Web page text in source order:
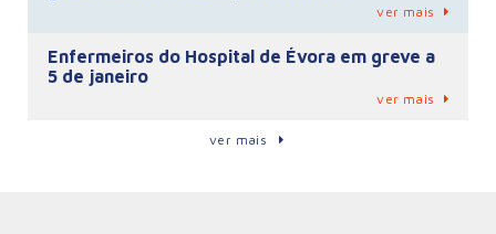
ver mais
Enfermeiros do Hospital de Évora em greve a
5 de janeiro
ver mais
ver mais